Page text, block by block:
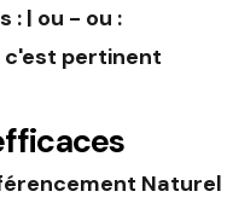
: | ou - ou :
pertinent